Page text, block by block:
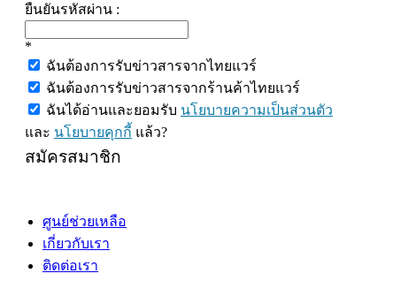
ยืนยันรหัสผ่าน :
*
ฉันต้องการรับข่าวสารจากไทยแวร์
ฉันต้องการรับข่าวสารจากร้านค้าไทยแวร์
ฉันได้อ่านและยอมรับ นโยบายความเป็นส่วนตัว
และ นโยบายคุกกี้ แล้ว?
สมัครสมาชิก
ศูนย์ช่วยเหลือ
เกี่ยวกับเรา
ติดต่อเรา